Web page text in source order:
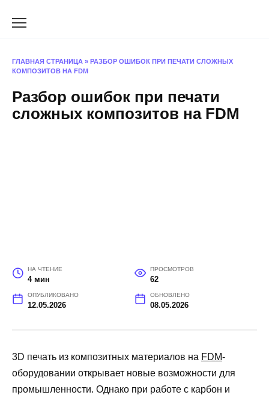
ГЛАВНАЯ СТРАНИЦА » РАЗБОР ОШИБОК ПРИ ПЕЧАТИ СЛОЖНЫХ
КОМПОЗИТОВ НА FDM
Разбор ошибок при печати
сложных композитов на FDM
НА ЧТЕНИЕ
4 мин
ПРОСМОТРОВ
62
ОПУБЛИКОВАНО
12.05.2026
ОБНОВЛЕНО
08.05.2026
3D печать из композитных материалов на FDM-
оборудовании открывает новые возможности для
промышленности. Однако при работе с карбон и